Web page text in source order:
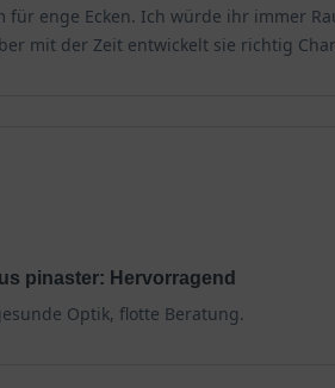
für enge Ecken. Ich würde ihr immer
mit der Zeit entwickelt sie richtig
pinaster: Hervorragend
Optik, flotte Beratung.